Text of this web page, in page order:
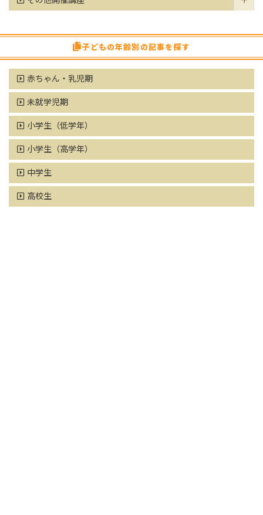
子どもの年齢別の記事を探す
赤ちゃん・乳児期
未就学児期
小学生（低学年）
小学生（高学年）
中学生
高校生